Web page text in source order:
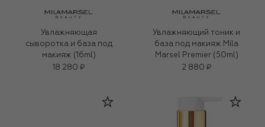
Увлажняющая
сыворотка и база под
макияж (16ml)
18 280 ₽
Увлажняющий тоник и
база под макияж Mila
Marsel Premier (50ml)
2 880 ₽